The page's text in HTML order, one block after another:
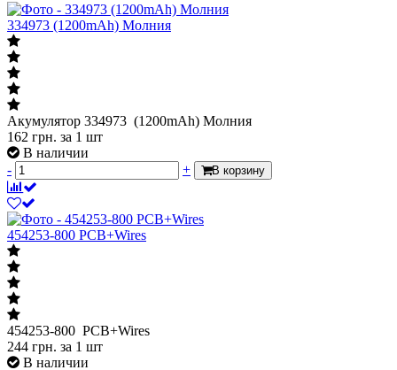
334973 (1200mAh) Молния
Акумулятор 334973 (1200mAh) Молния
162 грн. за 1 шт
В наличии
-
+ В корзину
454253-800 PCB+Wires
454253-800 PCB+Wires
244 грн. за 1 шт
В наличии